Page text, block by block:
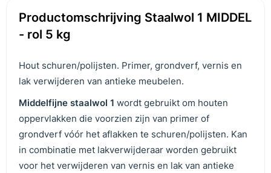
Productomschrijving Staalwol 1 MIDDEL
- rol 5 kg
Hout schuren/polijsten. Primer, grondverf, vernis en
lak verwijderen van antieke meubelen.
Middelfijne staalwol 1 wordt gebruikt om houten
oppervlakken die voorzien zijn van primer of
grondverf vóór het aflakken te schuren/polijsten. Kan
in combinatie met lakverwijderaar worden gebruikt
voor het verwijderen van vernis en lak van antieke